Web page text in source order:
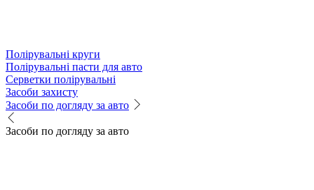
Полірувальні круги
Полірувальні пасти для авто
Серветки полірувальні
Засоби захисту
Засоби по догляду за авто
Засоби по догляду за авто